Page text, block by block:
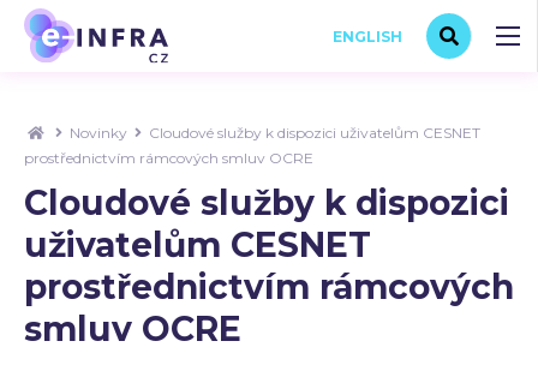
ENGLISH
Novinky
Cloudové služby k dispozici uživatelům CESNET
prostřednictvím rámcových smluv OCRE
Cloudové služby k dispozici
uživatelům CESNET
prostřednictvím rámcových
smluv OCRE